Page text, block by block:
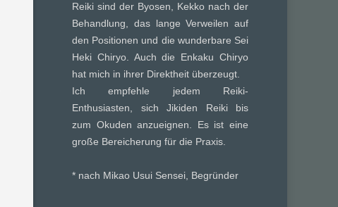
Reiki sind der Byosen, Kekko nach der
Behandlung, das lange Verweilen auf
den Positionen und die wunderbare Sei
Heki Chiryo. Auch die Enkaku Chiryo
hat mich in ihrer Direktheit überzeugt.
Ich empfehle jedem Reiki-
Enthusiasten, sich Jikiden Reiki bis
zum Okuden anzueignen. Es ist eine
große Bereicherung für die Praxis.
* nach Mikao Usui Sensei, Begründer